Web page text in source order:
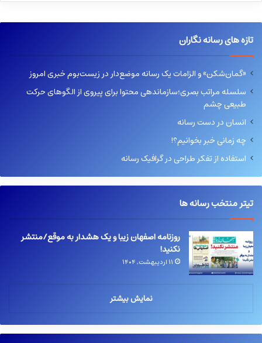
تازه های رسانه نگاران
«گمان‌شکن» و الزامات یک رسانه موضع‌دار در زیست‌بوم خبری امروز
سلسله مراتب بصری؛سازماندهی محتوا برای پیروی از الگوهای حرکت
طبیعی چشم
انسان در دست رسانه
چه زمانی خبر بخوانیم؟!
استفاده از تفکر طراحی در گرافیک رسانه
تیتر منتخب رسانه ها
روزنامه اصفهان زیبا و یک هشدار به موقع/منتشر
نکنید!
۱۱ اردیبهشت, ۱۴۰۴
نمایش بیشتر